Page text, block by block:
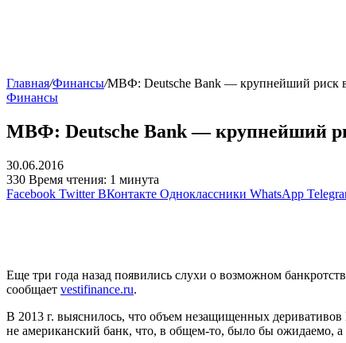
Главная/Финансы/МВФ: Deutsche Bank — крупнейший риск
Финансы
МВФ: Deutsche Bank — крупнейший
30.06.2016
330 Время чтения: 1 минута
Facebook Twitter ВКонтакте Одноклассники WhatsApp
Еще три года назад появились слухи о возможном
сообщает vestifinance.ru.
В 2013 г. выяснилось, что объем незащищенных
не американский банк, что, в общем-то, было бы ожидаемо,